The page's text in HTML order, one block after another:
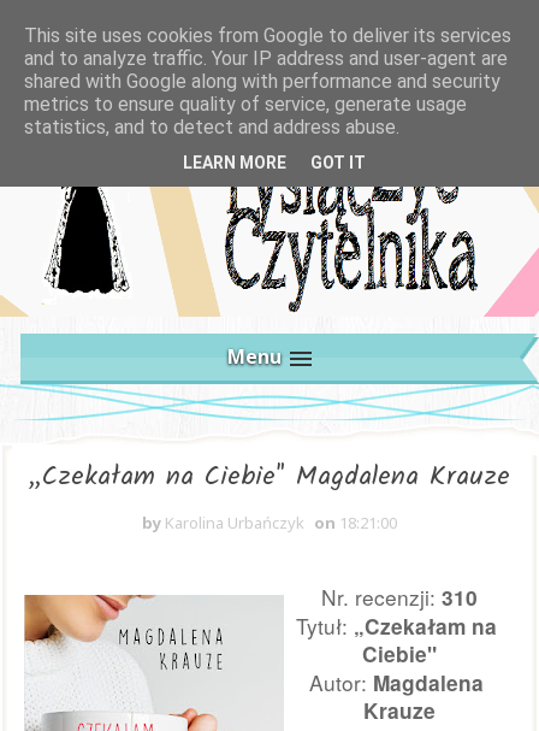
Menu
„Czekałam na Ciebie" Magdalena Krauze
by Karolina Urbańczyk on 18:21:00
Nr. recenzji: 310
Tytuł: „Czekałam na
Ciebie"
Autor: Magdalena
Krauze
This site uses cookies from Google to deliver its services
and to analyze traffic. Your IP address and user-agent are
shared with Google along with performance and security
metrics to ensure quality of service, generate usage
statistics, and to detect and address abuse.
LEARN MORE GOT IT